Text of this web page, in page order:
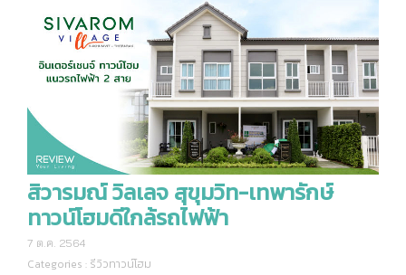
สิวารมณ์ วิลเลจ สุขุมวิท-เทพารักษ์
ทาวน์โฮมดีใกล้รถไฟฟ้า
7 ต.ค. 2564
Categories : รีวิวทาวน์โฮม